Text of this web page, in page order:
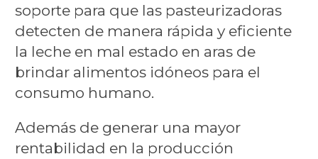
soporte para que las pasteurizadoras
detecten de manera rápida y eficiente
la leche en mal estado en aras de
brindar alimentos idóneos para el
consumo humano.
Además de generar una mayor
rentabilidad en la producción